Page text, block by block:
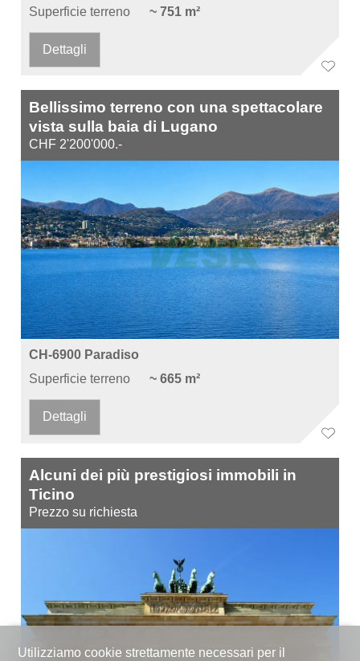
Superficie terreno
~ 751 m²
Dettagli
Bellissimo terreno con una spettacolare
vista sulla baia di Lugano
CHF 2'200'000.-
CH-6900 Paradiso
Superficie terreno
~ 665 m²
Dettagli
Alcuni dei più prestigiosi immobili in
Ticino
Prezzo su richiesta
Utilizziamo cookie strettamente necessari per il